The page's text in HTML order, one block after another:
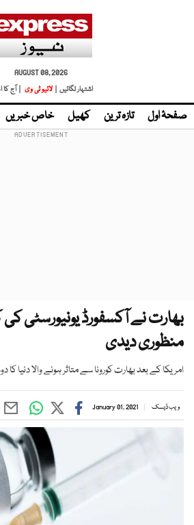
AUGUST 08, 2026
اشتہار لگائیں |
لائیو ٹی وی | آج کا
صفحۂ اول تازہ ترین کھیل خاص خبریں
بھارت نے آکسفورڈ یونیورسٹی
منظوری دیدی
امریکا کے بعد بھارت کورونا سے متاثر ہونے والا دنیا
ویب ڈیسک January 01, 2021